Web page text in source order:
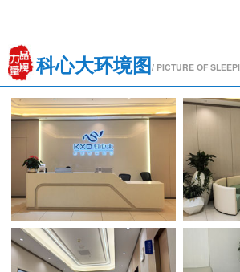
科心大环境图/ PICTURE OF